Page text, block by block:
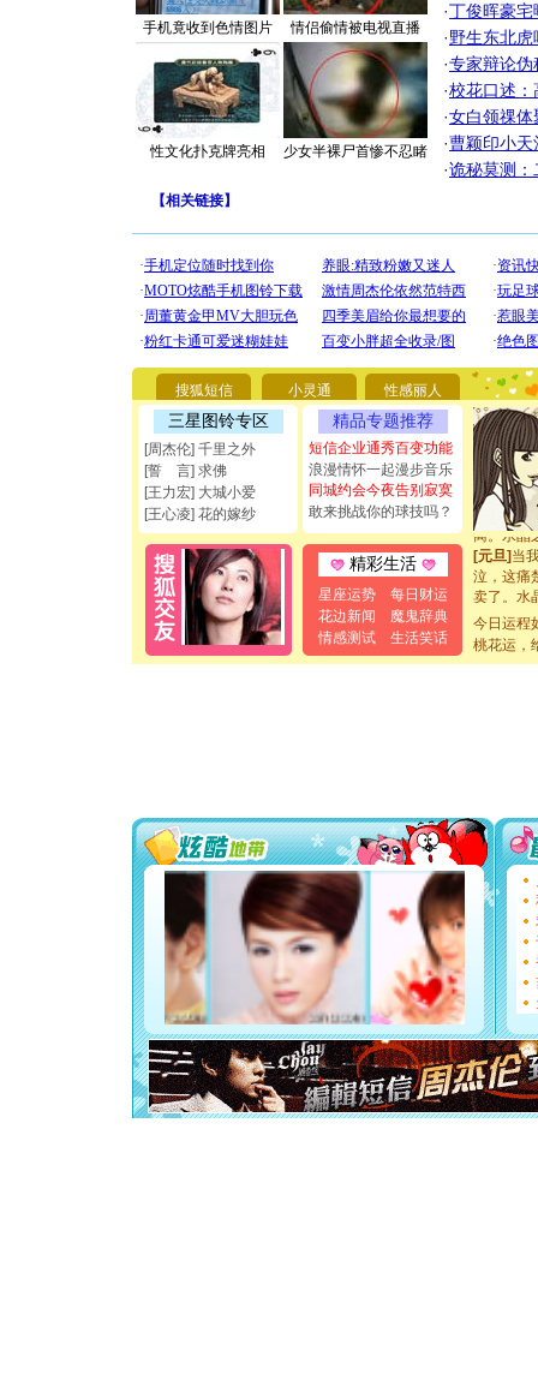
手机竟收到色情图片 情侣偷情被电视直播
性文化扑克牌亮相 少女半裸尸首惨不忍睹
·丁俊晖豪
·野生东北
·专家辩论伪
·校花口述：
·女白领祼体
·曹颖印小天
·诡秘莫测：
【相关链接】
搜狐短信 小灵通 性感丽人
三星图铃专区
[周杰伦] 千里之外
[誓 言] 求佛
[王力宏] 大城小爱
[王心凌] 花的嫁纱
精品专题推荐
短信企业通秀百变功能
浪漫情怀一起漫步音乐
同城约会今夜告别寂寞
敢来挑战你的球技吗？
精彩生活
星座运势
每日财运
花边新闻
魔鬼辞典
情感测试
生活笑话
[圣诞节]
你太多
要平安
[圣诞节]
能正大
都要快乐
[圣诞节]
如意,快
[元旦]看
断电。爱
你是我
[元旦]如
起；二是
离。水晶
[元旦]当
泣，这痛
卖了。水
颜！冬去
道一声平
都要快乐
[圣诞节]
如意,快
[元旦]
看
断电。
你是我
[元旦]
如
起；二
离。水
[元旦] 当
泣，这痛
卖了。水
[春节]风
颜！冬去
道一声平
今日运程
桃花运，